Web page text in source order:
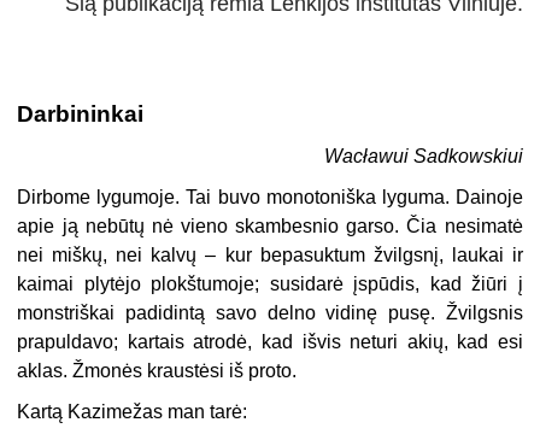
Darbininkai
Wacławui Sadkowskiui
Dirbome lygumoje. Tai buvo monotoniška lyguma. Dainoje
apie ją nebūtų nė vieno skambesnio garso. Čia nesimatė
nei miškų, nei kalvų – kur bepasuktum žvilgsnį, laukai ir
kaimai plytėjo plokštumoje; susidarė įspūdis, kad žiūri į
monstriškai padidintą savo delno vidinę pusę. Žvilgsnis
prapuldavo; kartais atrodė, kad išvis neturi akių, kad esi
aklas. Žmonės kraustėsi iš proto.
Kartą Kazimežas man tarė: